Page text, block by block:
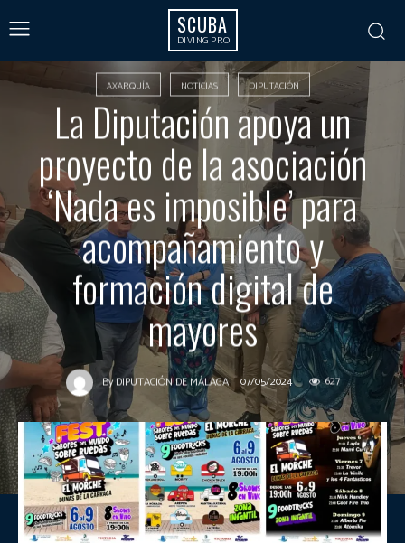
SCUBA
DIVING PRO
AXARQUÍA NOTICIAS DIPUTACIÓN
La Diputación apoya un
proyecto de la asociación
‘Nada es imposible’ para
acompañamiento y
formación digital de
mayores
By DIPUTACIÓN DE MÁLAGA 07/05/2024 627